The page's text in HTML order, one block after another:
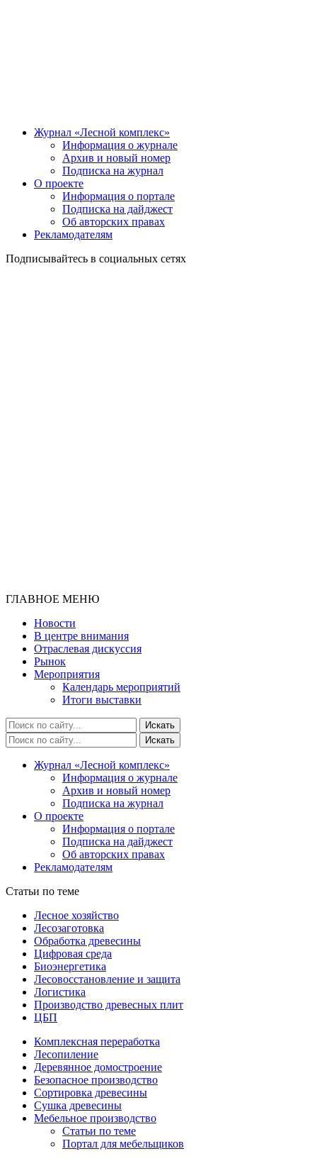
Журнал «Лесной комплекс»
Информация о журнале
Архив и новый номер
Подписка на журнал
О проекте
Информация о портале
Подписка на дайджест
Об авторских правах
Рекламодателям
Подписывайтесь в социальных сетях
ГЛАВНОЕ МЕНЮ
Новости
В центре внимания
Отраслевая дискуссия
Рынок
Мероприятия
Календарь мероприятий
Итоги выставки
Журнал «Лесной комплекс»
Информация о журнале
Архив и новый номер
Подписка на журнал
О проекте
Информация о портале
Подписка на дайджест
Об авторских правах
Рекламодателям
Статьи по теме
Лесное хозяйство
Лесозаготовка
Обработка древесины
Цифровая среда
Биоэнергетика
Лесовосстановление и защита
Логистика
Производство древесных плит
ЦБП
Комплексная переработка
Лесопиление
Деревянное домостроение
Безопасное производство
Сортировка древесины
Сушка древесины
Мебельное производство
Статьи по теме
Портал для мебельщиков